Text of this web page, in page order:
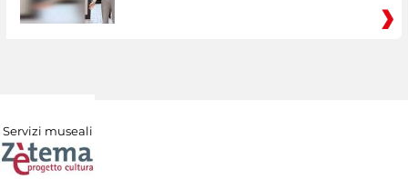
Servizi museali